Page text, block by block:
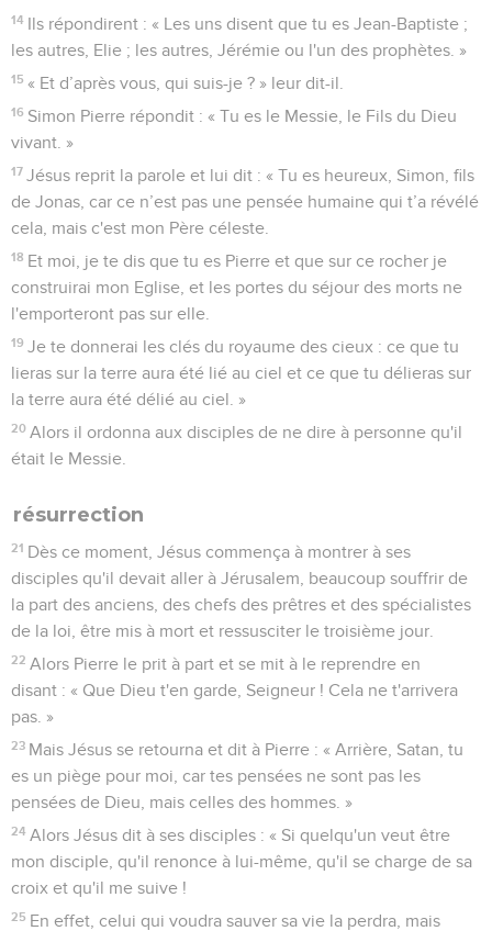
14 Ils répondirent : « Les uns disent que tu es Jean-Baptiste ;
les autres, Elie ; les autres, Jérémie ou l'un des prophètes. »
15 « Et d’après vous, qui suis-je ? » leur dit-il.
16 Simon Pierre répondit : « Tu es le Messie, le Fils du Dieu
vivant. »
17 Jésus reprit la parole et lui dit : « Tu es heureux, Simon, fils
de Jonas, car ce n’est pas une pensée humaine qui t’a révélé
cela, mais c'est mon Père céleste.
18 Et moi, je te dis que tu es Pierre et que sur ce rocher je
construirai mon Eglise, et les portes du séjour des morts ne
l'emporteront pas sur elle.
19 Je te donnerai les clés du royaume des cieux : ce que tu
lieras sur la terre aura été lié au ciel et ce que tu délieras sur
la terre aura été délié au ciel. »
20 Alors il ordonna aux disciples de ne dire à personne qu'il
était le Messie.
résurrection
21 Dès ce moment, Jésus commença à montrer à ses
disciples qu'il devait aller à Jérusalem, beaucoup souffrir de
la part des anciens, des chefs des prêtres et des spécialistes
de la loi, être mis à mort et ressusciter le troisième jour.
22 Alors Pierre le prit à part et se mit à le reprendre en
disant : « Que Dieu t'en garde, Seigneur ! Cela ne t'arrivera
pas. »
23 Mais Jésus se retourna et dit à Pierre : « Arrière, Satan, tu
es un piège pour moi, car tes pensées ne sont pas les
pensées de Dieu, mais celles des hommes. »
24 Alors Jésus dit à ses disciples : « Si quelqu'un veut être
mon disciple, qu'il renonce à lui-même, qu'il se charge de sa
croix et qu'il me suive !
25 En effet, celui qui voudra sauver sa vie la perdra, mais